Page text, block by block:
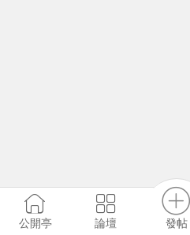
公開亭 論壇 發帖